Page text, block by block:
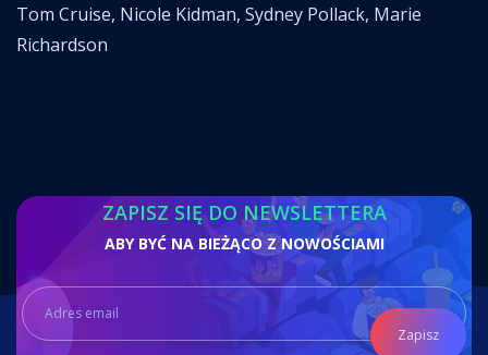
Tom Cruise, Nicole Kidman, Sydney Pollack, Marie
Richardson
ZAPISZ SIĘ DO NEWSLETTERA
ABY BYĆ NA BIEŻĄCO Z NOWOŚCIAMI
Zapisz